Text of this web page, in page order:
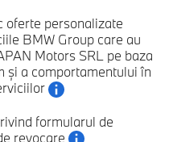
oferte personalizate
BMW Group care au
Motors SRL pe baza
și a comportamentului în
formularul de
revocare